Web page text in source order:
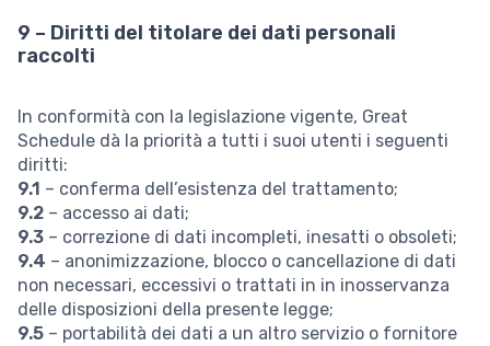
9 – Diritti del titolare dei dati personali
raccolti
In conformità con la legislazione vigente, Great
Schedule dà la priorità a tutti i suoi utenti i seguenti
diritti:
9.1 – conferma dell’esistenza del trattamento;
9.2 – accesso ai dati;
9.3 – correzione di dati incompleti, inesatti o obsoleti;
9.4 – anonimizzazione, blocco o cancellazione di dati
non necessari, eccessivi o trattati in in inosservanza
delle disposizioni della presente legge;
9.5 – portabilità dei dati a un altro servizio o fornitore